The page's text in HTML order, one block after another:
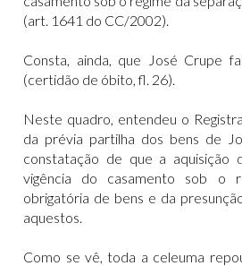
(art. 1641 do CC/2002).
Consta, ainda, que José Crupe
(certidão de óbito, fl. 26).
Neste quadro, entendeu o
da prévia partilha dos bens de
constatação de que a aquisição
vigência do casamento sob o
obrigatória de bens e da
aquestos.
Como se vê, toda a celeuma